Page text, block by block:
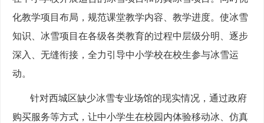
化教学项目布局，规范课堂教学内容、教学进度。使冰雪
知识、冰雪项目在各级各类教育的过程中层级分明、逐步
深入、无缝衔接，全力引导中小学校在校生参与冰雪运
动。
针对西城区缺少冰雪专业场馆的现实情况，通过政府
购买服务等方式，让中小学生在校园内体验移动冰、仿真